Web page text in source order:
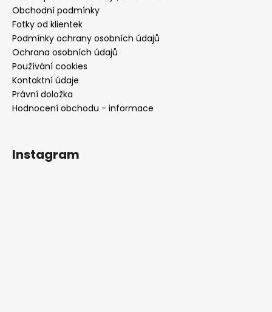
p
o
r
u
č
u
j
e
Obchodní podmínky
Fotky od klientek
Podmínky ochrany osobních údajů
Ochrana osobních údajů
Používání cookies
Kontaktní údaje
Právní doložka
Hodnocení obchodu - informace
Instagram